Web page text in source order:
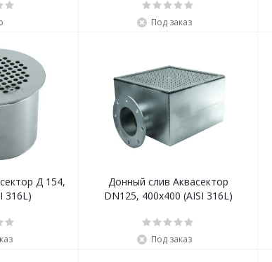
Под заказ
Д 154,
316L)
Донный слив Аквасектор
DN125, 400х400 (AISI 316L)
Под заказ